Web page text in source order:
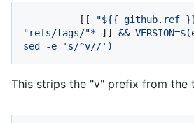
          [[
"${{ github.ref
"refs/tags/"* ]] &&
sed
-e 's/^v//' )
This strips the "v" prefix from the